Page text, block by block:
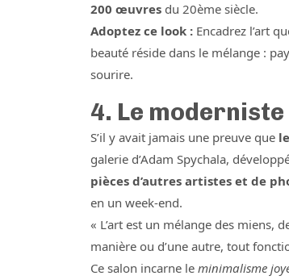
200 œuvres du 20ème siècle.
Adoptez ce look : Encadrez l’art
beauté réside dans le mélange :
sourire.
4. Le
S’il y avait jamais une preuve que
galerie d’Adam Spychala,
pièces d’autres artistes et de
en un week-end.
« L’art est un mélange des miens,
manière ou d’une autre, tout
Ce salon incarne le minimalisme